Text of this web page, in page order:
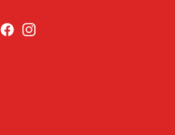
FacebookInstagram